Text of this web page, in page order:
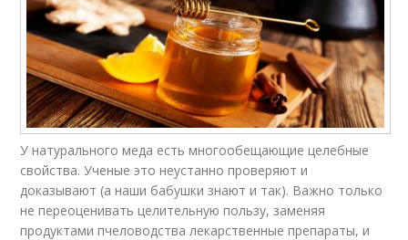
У натурального меда есть многообещающие целебные
свойства. Ученые это неустанно проверяют и
доказывают (а наши бабушки знают и так). Важно только
не переоценивать целительную пользу, заменяя
продуктами пчеловодства лекарственные препараты, и